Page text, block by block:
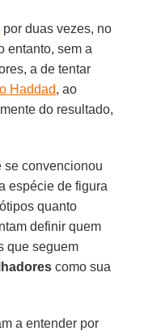
por duas vezes, no
entanto, sem a
a de tentar
Haddad, ao
do resultado,
se convencionou
espécie de figura
quanto
definir quem
que seguem
como sua
a entender por